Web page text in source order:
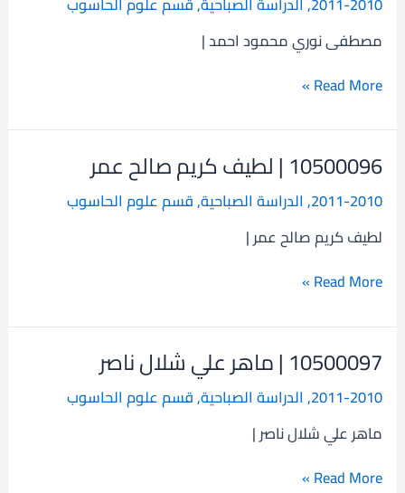
مصطفى نوري محمود احمد |
مصطفى
نوري
محمود
احمد
Read More »
10500096 | لطيف كريم صالح عمر
2011-2010
, الدراسة الصباحية,قسم علوم الحاسوب
لطيف كريم صالح عمر |
10500096
لطيف
كريم
صالح
عمر
Read More »
10500097 | ماهر علي شلال ناصر
2011-2010
, الدراسة الصباحية,قسم علوم الحاسوب
ماهر علي شلال ناصر |
10500097
ماهر
علي
شلال
ناصر
Read More »